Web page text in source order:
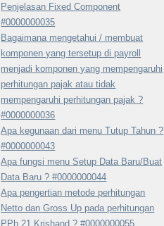
Penjelasan Fixed Component
#0000000035
Bagaimana mengetahui / membuat
komponen yang tersetup di payroll
menjadi komponen yang mempengaruhi
perhitungan pajak atau tidak
mempengaruhi perhitungan pajak ?
#0000000036
Apa kegunaan dari menu Tutup Tahun ?
#0000000043
Apa fungsi menu Setup Data Baru/Buat
Data Baru ? #0000000044
Apa pengertian metode perhitungan
Netto dan Gross Up pada perhitungan
PPh 21 Krishand ? #0000000055